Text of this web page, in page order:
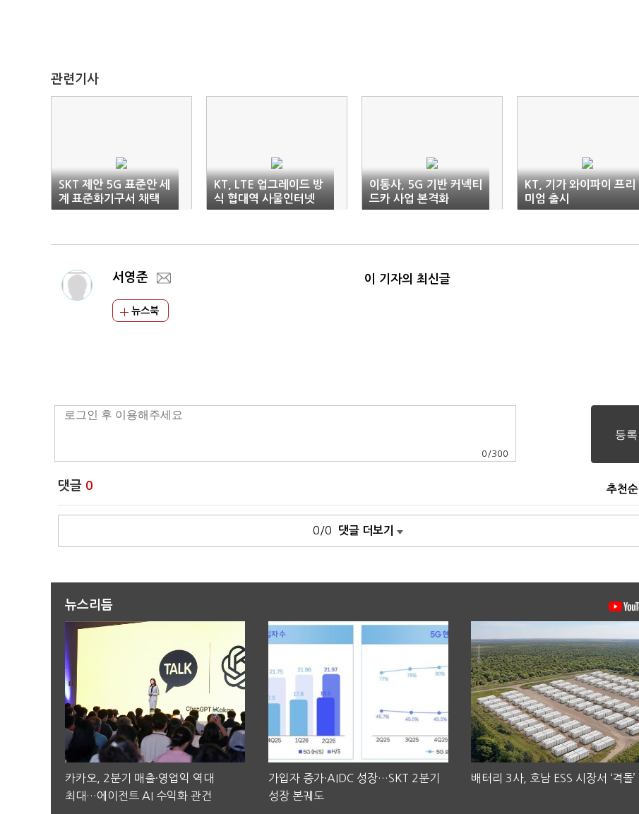
관련기사
SKT 제안 5G 표준안 세
계 표준화기구서 채택
KT, LTE 업그레이드 방
식 협대역 사물인터넷
전국망 구축
이통사, 5G 기반 커넥티
드카 사업 본격화
KT, 기가 와이파이 프리
미엄 출시
서영준
뉴스북
이 기자의 최신글
0 /300
댓글 0 추천순
0/0 댓글 더보기
뉴스리듬
카카오, 2분기 매출·영업익 역대
최대…에이전트 AI 수익화 관건
가입자 증가·AIDC 성장…SKT 2분기
성장 본궤도
배터리 3사, 호남 ESS 시장서 ‘격돌’